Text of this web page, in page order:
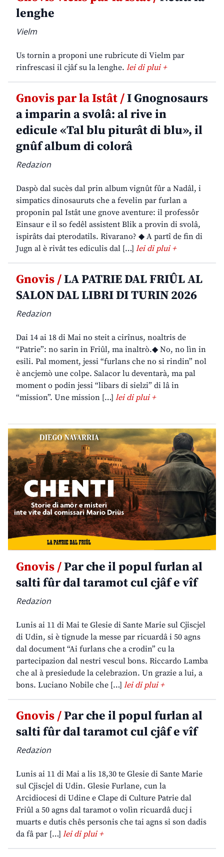
lenghe
Vielm
Us tornin a proponi une rubricute di Vielm par
rinfrescasi il cjâf su la lenghe. lei di plui +
Gnovis par la Istât /I Gnognosaurs
a imparin a svolâ: al rive in
edicule «Tal blu piturât di blu», il
gnûf album di colorâ
Redazion
Daspò dal sucès dal prin album vignût fûr a Nadâl, i
simpatics dinosauruts che a fevelin par furlan a
proponin pal Istât une gnove aventure: il professôr
Einsaur e il so fedêl assistent Blik a provin di svolâ,
ispirâts dai pterodatils. Rivarano? ◆ A partî de fin di
Jugn al è rivât tes ediculis dal […] lei di plui +
Gnovis /LA PATRIE DAL FRIÛL AL
SALON DAL LIBRI DI TURIN 2026
Redazion
Dai 14 ai 18 di Mai no steit a cirînus, noaltris de
“Patrie”: no sarin in Friûl, ma inaltrò.◆ No, no lìn in
esili. Pal moment, jessi “furlans che no si rindin” nol
è ancjemò une colpe. Salacor lu deventarà, ma pal
moment o podin jessi “libars di sielzi” di lâ in
“mission”. Une mission […] lei di plui +
Gnovis /Par che il popul furlan al
salti fûr dal taramot cul cjâf e vîf
Redazion
Lunis ai 11 di Mai te Glesie di Sante Marie sul Cjiscjel
di Udin, si è tignude la messe par ricuardâ i 50 agns
dal document “Ai furlans che a crodin” cu la
partecipazion dal nestri vescul bons. Riccardo Lamba
che al à presiedude la celebrazion. Un grazie a lui, a
bons. Luciano Nobile che […] lei di plui +
Gnovis /Par che il popul furlan al
salti fûr dal taramot cul cjâf e vîf
Redazion
Lunis ai 11 di Mai a lis 18,30 te Glesie di Sante Marie
sul Cjiscjel di Udin. Glesie Furlane, cun la
Arcidiocesi di Udine e Clape di Culture Patrie dal
Friûl a 50 agns dal taramot o volìn ricuardâ ducj i
muarts e dutis chês personis che tai agns si son dadis
da fâ par […] lei di plui +